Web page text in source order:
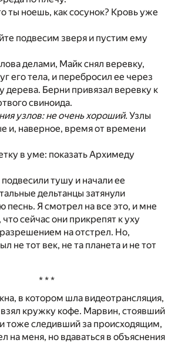
ты ноешь, как сосунок? Кровь уже
подвесим зверя и пустим ему
делами, Майк снял веревку,
его тела, и перебросил ее через
дерева. Берни привязал веревку к
свиноида.
узлов: не очень хороший. Узлы
и, наверное, время от времени
в уме: показать Архимеду
тушу и начали ее
дельтанцы затянули
песнь. Я смотрел на все это, и мне
что сейчас они прикрепят к уху
на отстрел. Но,
не тот век, не та планета и не тот
* * *
в котором шла видеотрансляция,
кружку кофе. Марвин, стоявший
тоже следивший за происходящим,
на меня, но вдаваться в объяснения